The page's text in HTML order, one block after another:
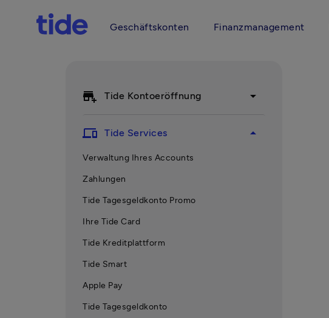
Geschäftskonten Finanzmanagement
add_business Tide Kontoeröffnung arrow_drop_down
devices Tide Services arrow_drop_up
Verwaltung Ihres Accounts
Zahlungen
Tide Tagesgeldkonto Promo
Ihre Tide Card
Tide Kreditplattform
Tide Smart
Apple Pay
Tide Tagesgeldkonto